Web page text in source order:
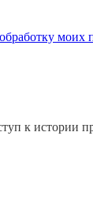
моих
к истории